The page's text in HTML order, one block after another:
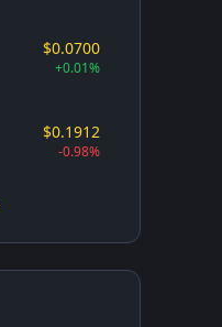
$0.0700
+0.01%
$0.1912
-0.98%